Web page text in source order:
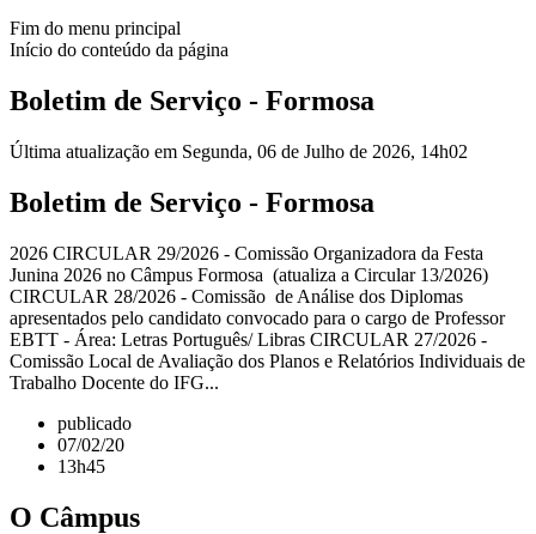
Fim do menu principal
Início do conteúdo da página
Boletim de Serviço - Formosa
Última atualização em Segunda, 06 de Julho de 2026, 14h02
Boletim de Serviço - Formosa
2026 CIRCULAR 29/2026 - Comissão Organizadora da Festa
Junina 2026 no Câmpus Formosa (atualiza a Circular 13/2026)
CIRCULAR 28/2026 - Comissão de Análise dos Diplomas
apresentados pelo candidato convocado para o cargo de Professor
EBTT - Área: Letras Português/ Libras CIRCULAR 27/2026 -
Comissão Local de Avaliação dos Planos e Relatórios Individuais de
Trabalho Docente do IFG...
publicado
07/02/20
13h45
O Câmpus